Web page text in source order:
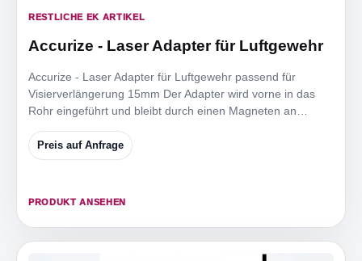
RESTLICHE EK ARTIKEL
Accurize - Laser Adapter für Luftgewehr
Accurize - Laser Adapter für Luftgewehr passend für
Visierverlängerung 15mm Der Adapter wird vorne in das
Rohr eingeführt und bleibt durch einen Magneten an
seinem
Preis auf Anfrage
PRODUKT ANSEHEN